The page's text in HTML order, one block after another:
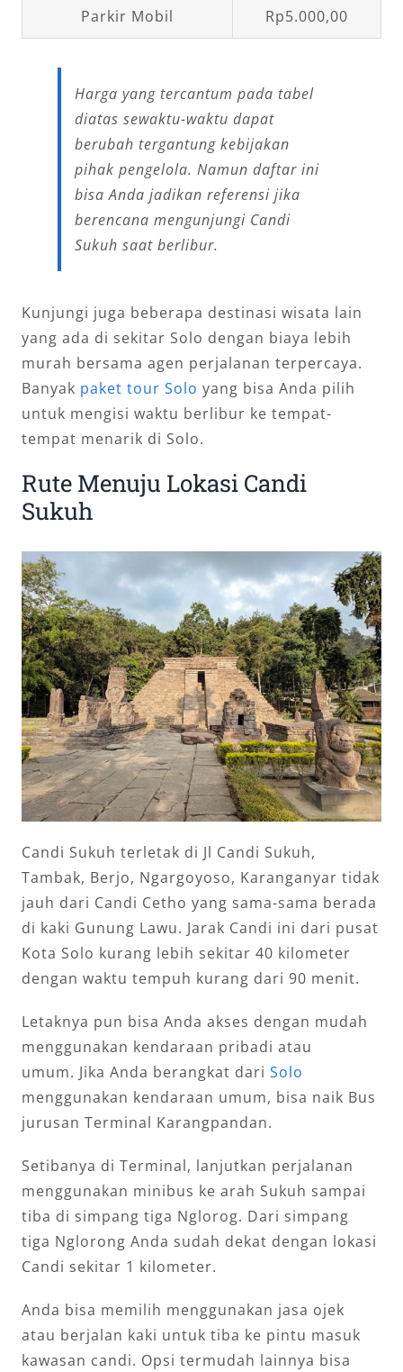
Parkir Mobil Rp5.000,00
Harga yang tercantum pada tabel
diatas sewaktu-waktu dapat
berubah tergantung kebijakan
pihak pengelola. Namun daftar ini
bisa Anda jadikan referensi jika
berencana mengunjungi Candi
Sukuh saat berlibur.
Kunjungi juga beberapa destinasi wisata lain
yang ada di sekitar Solo dengan biaya lebih
murah bersama agen perjalanan terpercaya.
Banyak paket tour Solo yang bisa Anda pilih
untuk mengisi waktu berlibur ke tempat-
tempat menarik di Solo.
Rute Menuju Lokasi Candi
Sukuh
Candi Sukuh terletak di Jl Candi Sukuh,
Tambak, Berjo, Ngargoyoso, Karanganyar tidak
jauh dari Candi Cetho yang sama-sama berada
di kaki Gunung Lawu. Jarak Candi ini dari pusat
Kota Solo kurang lebih sekitar 40 kilometer
dengan waktu tempuh kurang dari 90 menit.
Letaknya pun bisa Anda akses dengan mudah
menggunakan kendaraan pribadi atau
umum. Jika Anda berangkat dari Solo
menggunakan kendaraan umum, bisa naik Bus
jurusan Terminal Karangpandan.
Setibanya di Terminal, lanjutkan perjalanan
menggunakan minibus ke arah Sukuh sampai
tiba di simpang tiga Nglorog. Dari simpang
tiga Nglorong Anda sudah dekat dengan lokasi
Candi sekitar 1 kilometer.
Anda bisa memilih menggunakan jasa ojek
atau berjalan kaki untuk tiba ke pintu masuk
kawasan candi. Opsi termudah lainnya bisa